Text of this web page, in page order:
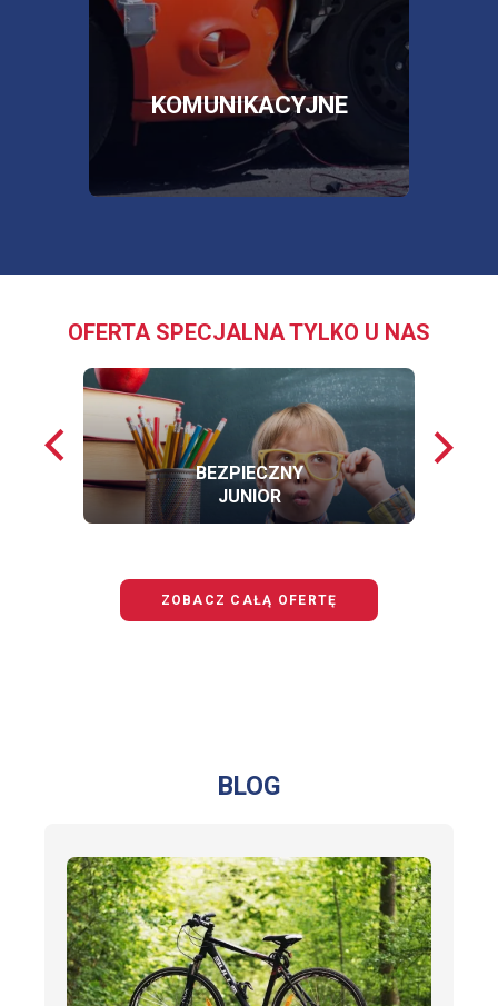
KOMUNIKACYJNE
SKLEP
OTWORZY
SIĘ
W
NOWEJ
KARCIE
OFERTA SPECJALNA TYLKO U NAS
Poprzednie
loga
BEZPIECZNY
JUNIOR
loga
ZOBACZ CAŁĄ OFERTĘ
BLOG